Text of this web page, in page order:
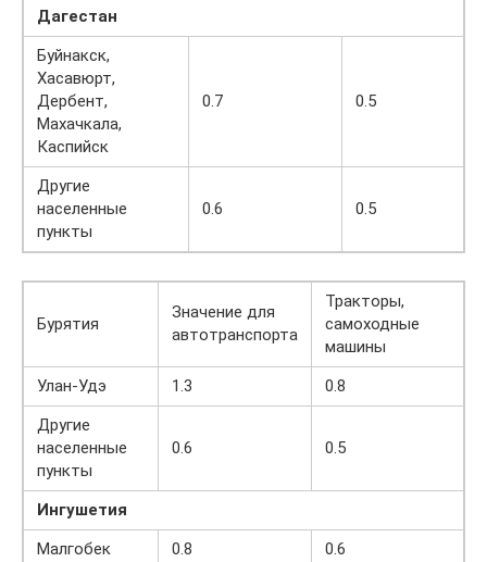
Дагестан
Буйнакск,
Хасавюрт,
Дербент,
Махачкала,
Каспийск
0.7 0.5
Другие
населенные
пункты
0.6 0.5
Бурятия
Значение для
автотранспорта
Тракторы,
самоходные
машины
Улан-Удэ
1.3
0.8
Другие
населенные
пункты
0.6 0.5
Ингушетия
Малгобек
0.8 0.6